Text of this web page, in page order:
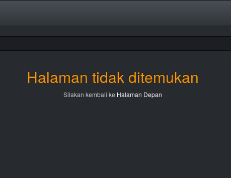
Halaman tidak ditemukan
Silakan kembali ke Halaman Depan